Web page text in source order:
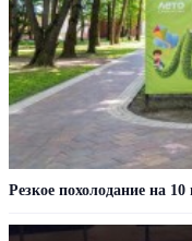
Резкое похолодание на